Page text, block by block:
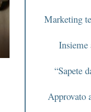
Tenere
la ricetta di
Marketing
Insieme
“Sapete
Approvato